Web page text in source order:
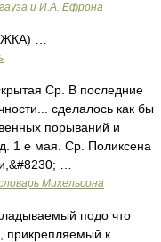
и И.А. Ефрона
…
Ср. В последние
сделалось как бы
порываний и
1 е мая. Ср. Поликсена
…
Михельсона
подо что
прикрепляемый к